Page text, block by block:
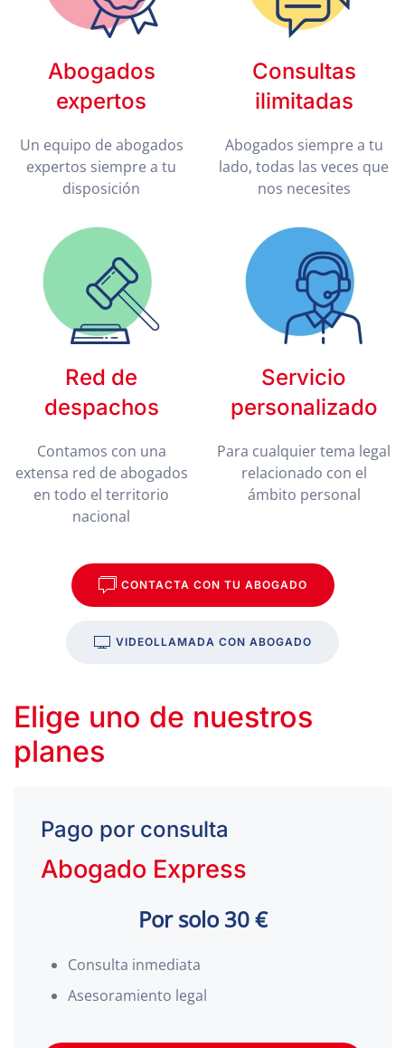
Abogados
expertos
Un equipo de abogados
expertos siempre a tu
disposición
Consultas
ilimitadas
Abogados siempre a tu
lado, todas las veces que
nos necesites
Red de
despachos
Contamos con una
extensa red de abogados
en todo el territorio
nacional
Servicio
personalizado
Para cualquier tema legal
relacionado con el
ámbito personal
CONTACTA CON TU ABOGADO
VIDEOLLAMADA CON ABOGADO
Elige uno de nuestros
planes
Pago por consulta
Abogado Express
Por solo 30 €
Consulta inmediata
Asesoramiento legal